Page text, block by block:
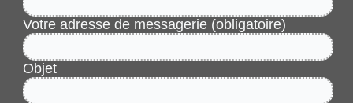
Votre adresse de messagerie (obligatoire)
Objet